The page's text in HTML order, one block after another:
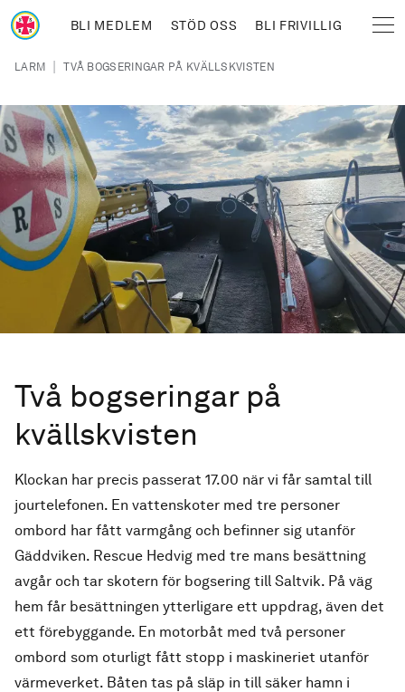
Hoppa till huvudinnehåll
BLI MEDLEM STÖD OSS BLI FRIVILLIG
Länkstig
LARM | TVÅ BOGSERINGAR PÅ KVÄLLSKVISTEN
Två bogseringar på
kvällskvisten
Klockan har precis passerat 17.00 när vi får samtal till
jourtelefonen. En vattenskoter med tre personer
ombord har fått varmgång och befinner sig utanför
Gäddviken. Rescue Hedvig med tre mans besättning
avgår och tar skotern för bogsering till Saltvik. På väg
hem får besättningen ytterligare ett uppdrag, även det
ett förebyggande. En motorbåt med två personer
ombord som oturligt fått stopp i maskineriet utanför
värmeverket. Båten tas på släp in till säker hamn i